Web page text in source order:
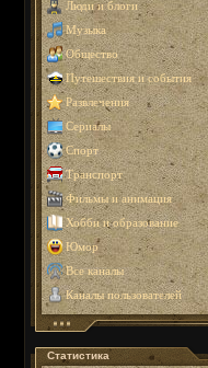
Люди и блоги
Музыка
Общество
Путешествия и события
Развлечения
Сериалы
Спорт
Транспорт
Фильмы и анимация
Хобби и образование
Юмор
Все каналы
Каналы пользователей
Статистика